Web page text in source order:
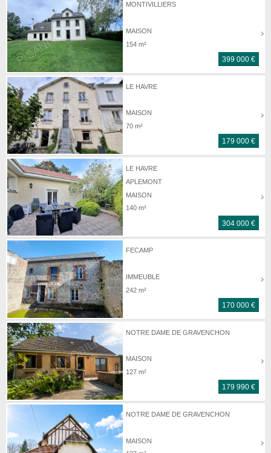
MONTIVILLIERS
MAISON
154 m²
399 000 €
LE HAVRE
MAISON
70 m²
179 000 €
LE HAVRE
APLEMONT
MAISON
140 m²
304 000 €
FECAMP
IMMEUBLE
242 m²
170 000 €
NOTRE DAME DE GRAVENCHON
MAISON
127 m²
179 990 €
NOTRE DAME DE GRAVENCHON
MAISON